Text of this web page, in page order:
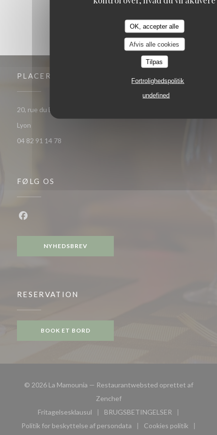
OK, accepter alle
Afvis alle cookies
Tilpas
Fortrolighedspolitik
undefined
PLACERING
20, rue du Bât d'Argent - angle 2 rue de la bourse 69001
Lyon
04 82 91 14 78
FØLG OS
NYHEDSBREV
RESERVATION
BOOK ET BORD
© 2026 La Mamounia — Restaurantwebsted oprettet af
Zenchef((åbner i et nyt vindue))
Fritagelsesklausul
((åbner i et nyt vindue))
BRUGSBETINGELSER
((åbner i et nyt vindue))
Politik for beskyttelse af persondata
((åbner i et nyt vindue))
Cookies politik
((åbner i et